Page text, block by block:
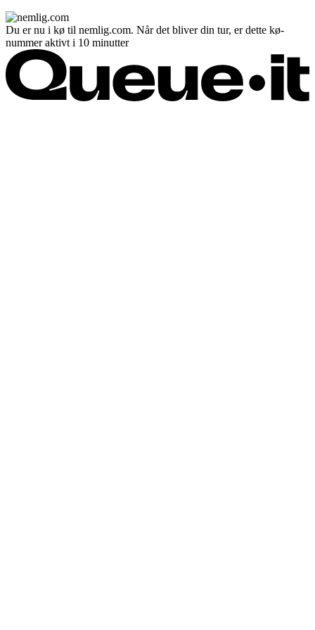
Du er nu i kø til nemlig.com. Når det bliver din tur, er dette kø-
nummer aktivt i 10 minutter